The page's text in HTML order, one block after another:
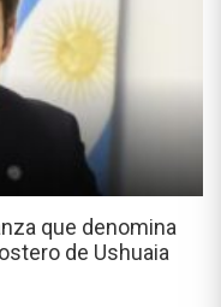
que denomina
de Ushuaia